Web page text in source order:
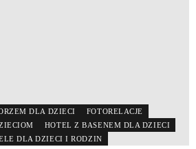
DLA DZIECI
FOTORELACJE
HOTEL Z BASENEM DLA DZIECI
DLA DZIECI I RODZIN